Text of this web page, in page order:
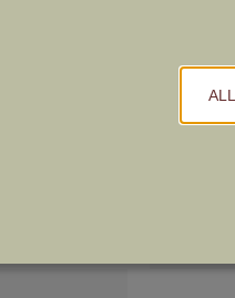
Adresse:
21
Tel.: 0664